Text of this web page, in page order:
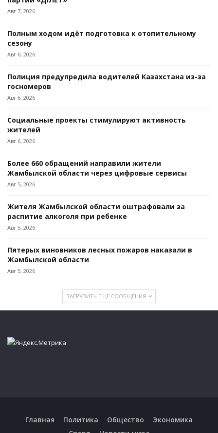
Авг 7, 2026
Полным ходом идёт подготовка к отопительному
сезону
Авг 6, 2026
Полиция предупредила водителей Казахстана из-за
госномеров
Авг 6, 2026
Социальные проекты стимулируют активность
жителей
Авг 6, 2026
Более 660 обращений направили жители
Жамбылской области через цифровые сервисы
Авг 5, 2026
Жителя Жамбылской области оштрафовали за
распитие алкоголя при ребенке
Авг 5, 2026
Пятерых виновников лесных пожаров наказали в
Жамбылской области
Авг 5, 2026
ЗАГРУЗИТЬ ЕЩЕ СООБЩЕНИЯ
Главная Политика Общество
Экономика